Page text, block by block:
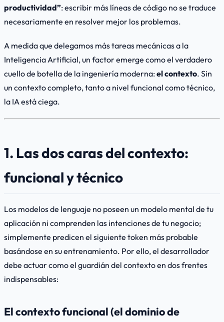
productividad”: escribir más líneas de código no se traduce
necesariamente en resolver mejor los problemas.
A medida que delegamos más tareas mecánicas a la
Inteligencia Artificial, un factor emerge como el verdadero
cuello de botella de la ingeniería moderna:el contexto. Sin
un contexto completo, tanto a nivel funcional como técnico,
la IA está ciega.
1. Las dos caras del contexto:
funcional y técnico
Los modelos de lenguaje no poseen un modelo mental de tu
aplicación ni comprenden las intenciones de tu negocio;
simplemente predicen el siguiente token más probable
basándose en su entrenamiento. Por ello, el desarrollador
debe actuar como el guardián del contexto en dos frentes
indispensables:
El contexto funcional (el dominio de